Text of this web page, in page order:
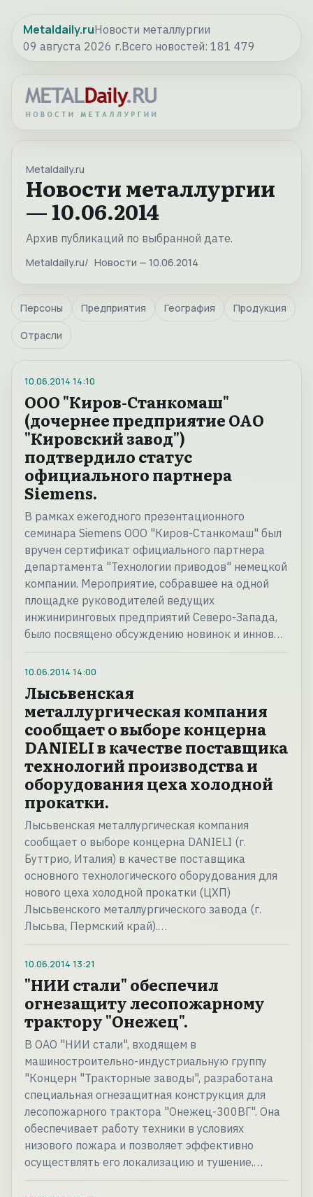
Metaldaily.ruНовости металлургии
09 августа 2026 г.Всего новостей: 181 479
Metaldaily.ru
Новости металлургии
— 10.06.2014
Архив публикаций по выбранной дате.
Metaldaily.ru Новости — 10.06.2014
Персоны Предприятия География Продукция
Отрасли
10.06.2014 14:10
ООО "Киров-Станкомаш"
(дочернее предприятие ОАО
"Кировский завод")
подтвердило статус
официального партнера
Siemens.
В рамках ежегодного презентационного
семинара Siemens ООО "Киров-Станкомаш" был
вручен сертификат официального партнера
департамента "Технологии приводов" немецкой
компании. Мероприятие, собравшее на одной
площадке руководителей ведущих
инжиниринговых предприятий Северо-Запада,
было посвящено обсуждению новинок и иннов…
10.06.2014 14:00
Лысьвенская
металлургическая компания
сообщает о выборе концерна
DANIELI в качестве поставщика
технологий производства и
оборудования цеха холодной
прокатки.
Лысьвенская металлургическая компания
сообщает о выборе концерна DANIELI (г.
Буттрио, Италия) в качестве поставщика
основного технологического оборудования для
нового цеха холодной прокатки (ЦХП)
Лысьвенского металлургического завода (г.
Лысьва, Пермский край).…
10.06.2014 13:21
"НИИ стали" обеспечил
огнезащиту лесопожарному
трактору "Онежец".
В ОАО "НИИ стали", входящем в
машиностроительно-индустриальную группу
"Концерн "Тракторные заводы", разработана
специальная огнезащитная конструкция для
лесопожарного трактора "Онежец-300ВГ". Она
обеспечивает работу техники в условиях
низового пожара и позволяет эффективно
осуществлять его локализацию и тушение.…